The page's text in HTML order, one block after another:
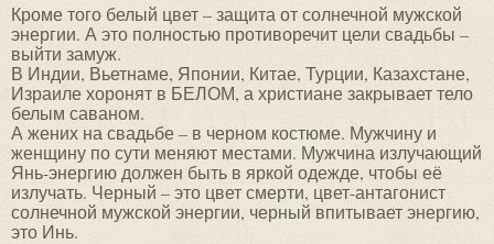
Кроме того белый цвет – защита от солнечной мужской
энергии. А это полностью противоречит цели свадьбы –
выйти замуж.
В Индии, Вьетнаме, Японии, Китае, Турции, Казахстане,
Израиле хоронят в БЕЛОМ, а христиане закрывает тело
белым саваном.
А жених на свадьбе – в черном костюме. Мужчину и
женщину по сути меняют местами. Мужчина излучающий
Янь-энергию должен быть в яркой одежде, чтобы её
излучать. Черный – это цвет смерти, цвет-антагонист
солнечной мужской энергии, черный впитывает энергию,
это Инь.